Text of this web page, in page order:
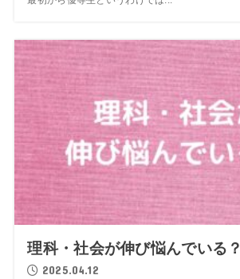
理科・社会が伸び悩んでいる？
2025.04.12